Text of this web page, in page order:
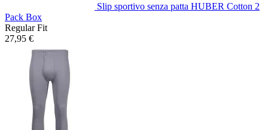
Slip sportivo senza patta HUBER Cotton 2
Pack Box
Regular Fit
27,95 €